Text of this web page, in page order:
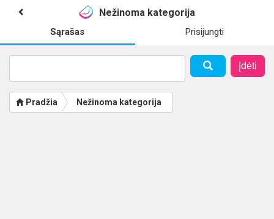
Nežinoma kategorija
Sąrašas Prisijungti
Įdėti
Pradžia Nežinoma kategorija